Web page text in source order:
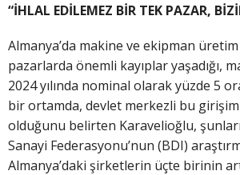
“İHLAL EDİLEMEZ BİR TEK PAZAR,
Almanya’da makine ve ekipman
pazarlarda önemli kayıplar yaşadığı,
2024 yılında nominal olarak yüzde 5
bir ortamda, devlet merkezli bu
olduğunu belirten Karavelioğlu,
Sanayi Federasyonu’nun (BDI)
Almanya’daki şirketlerin üçte birinin